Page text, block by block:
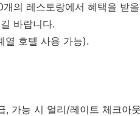
의 레스토랑에서 혜택을 받
바랍니다.
열 호텔 사용 가능).
, 가능 시 얼리/레이트 체크아